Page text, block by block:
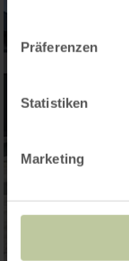
Präferenzen
Statistiken
Marketing